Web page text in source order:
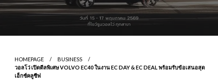
HOMEPAGE
BUSINESS
วอลโว่ เปิดดีลพิเศษ VOLVO EC40 ในงาน EC DAY & EC DEAL พร้อมรับข้อเสนอสุด
เอ็กซ์คลูซีฟ